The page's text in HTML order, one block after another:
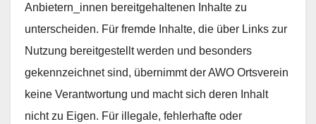
Anbietern_innen bereitgehaltenen Inhalte zu
unterscheiden. Für fremde Inhalte, die über Links zur
Nutzung bereitgestellt werden und besonders
gekennzeichnet sind, übernimmt der AWO Ortsverein
keine Verantwortung und macht sich deren Inhalt
nicht zu Eigen. Für illegale, fehlerhafte oder